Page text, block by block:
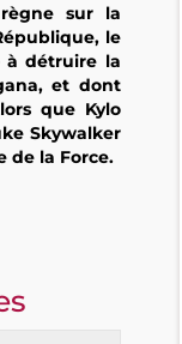
sur la
le
à détruire la
et dont
que Kylo
Skywalker
de la Force.